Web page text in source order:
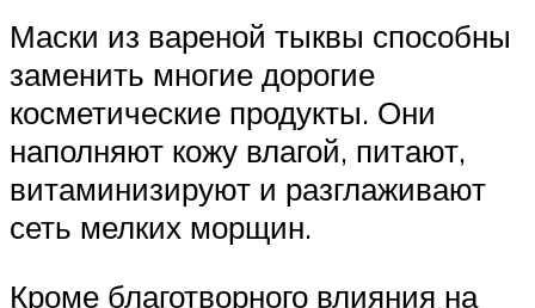
Маски из вареной тыквы способны
заменить многие дорогие
косметические продукты. Они
наполняют кожу влагой, питают,
витаминизируют и разглаживают
сеть мелких морщин.
Кроме благотворного влияния на